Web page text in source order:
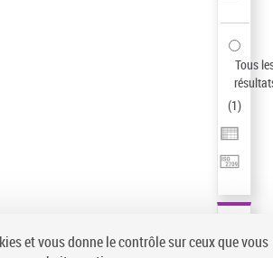
Tous
(1)
et vous donne le contrôle sur ceux que vous